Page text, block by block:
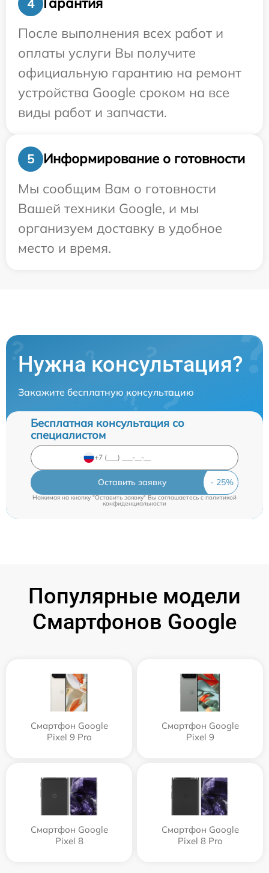
4
После выполнения всех работ и
оплаты услуги Вы получите
официальную гарантию на ремонт
устройства Google сроком на все
виды работ и запчасти.
5
Информирование о готовности
Мы сообщим Вам о готовности
Вашей техники Google, и мы
организуем доставку в удобное
место и время.
Нужна консультация?
Закажите бесплатную консультацию
Бесплатная консультация со
специалистом
Оставить заявку
Нажимая на кнопку "Оставить заявку" Вы соглашаетесь cполитикой
конфиденциальности
Популярные модели
Смартфонов Google
Смартфон Google
Pixel 9 Pro
Смартфон Google
Pixel 9
Смартфон Google
Pixel 8
Смартфон Google
Pixel 8 Pro